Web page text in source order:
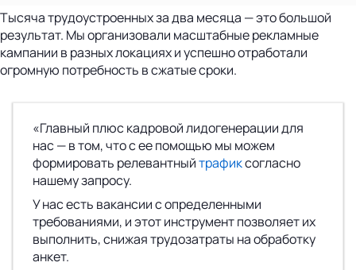
Тысяча трудоустроенных за два месяца — это большой
результат. Мы организовали масштабные рекламные
кампании в разных локациях и успешно отработали
огромную потребность в сжатые сроки.
«Главный плюс кадровой лидогенерации для
нас — в том, что с ее помощью мы можем
формировать релевантныйтрафиксогласно
нашему запросу.
У нас есть вакансии с определенными
требованиями, и этот инструмент позволяет их
выполнить, снижая трудозатраты на обработку
анкет.